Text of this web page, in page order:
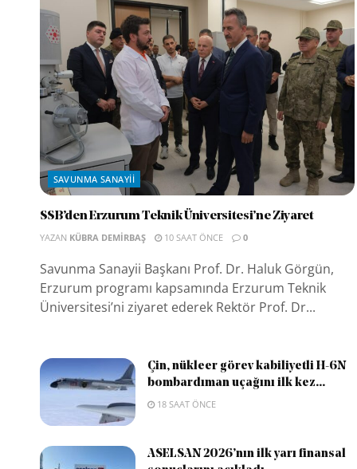
SAVUNMA SANAYII
SSB’den Erzurum Teknik Üniversitesi’ne Ziyaret
YAZAN KÜBRA DEMIRBAŞ 10 SAAT ÖNCE 0
Savunma Sanayii Başkanı Prof. Dr. Haluk Görgün,
Erzurum programı kapsamında Erzurum Teknik
Üniversitesi’ni ziyaret ederek Rektör Prof. Dr...
Çin, nükleer görev kabiliyetli H-6N
bombardıman uçağını ilk kez...
18 SAAT ÖNCE
ASELSAN 2026’nın ilk yarı finansal